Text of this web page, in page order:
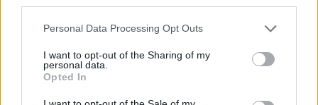
Please note that this website/app uses one or more Google
not limited to your visit or usage behaviour. You may click to
grant or deny consent to Google and its third-party tags to
use your data for below specified purposes in below Google
consent section.
Personal Data Processing Opt Outs
I want to opt-out of the Sharing of my
personal data.
Opted In
Csongor és Tünde(fotó: Éder Vera)
A díszletekértÁrvai György, a jelmezekért Szűcs
szavatol, ami már önmagában különleges